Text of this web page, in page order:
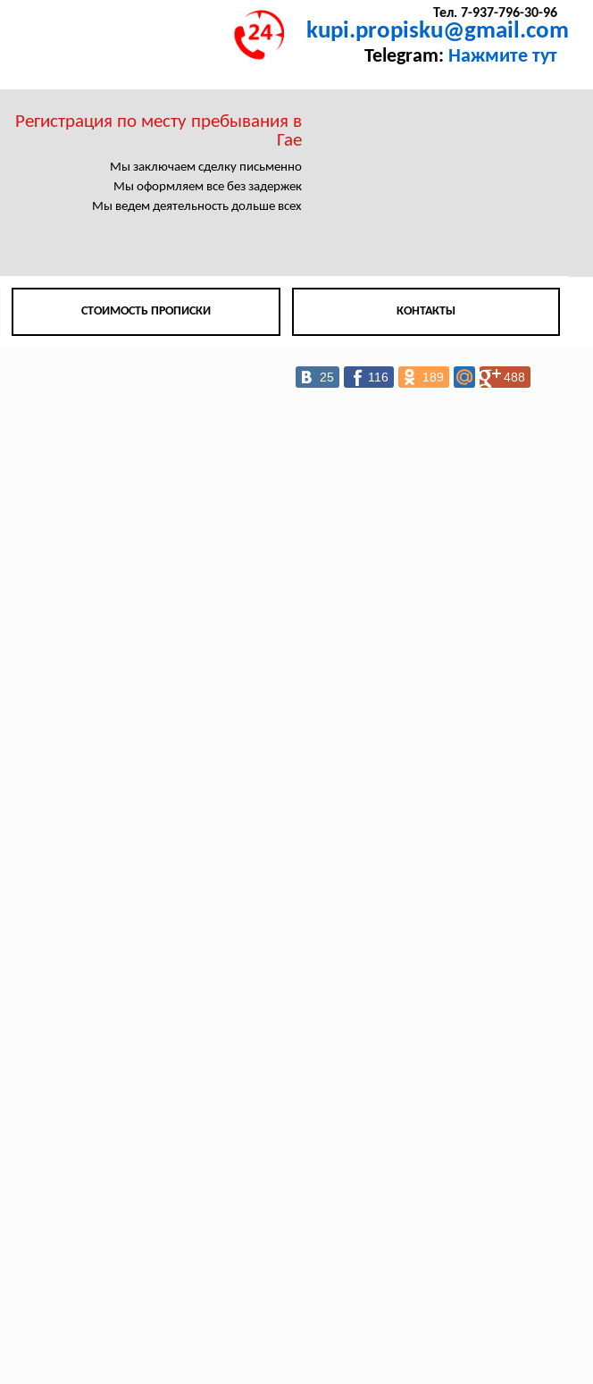
Тел. 7-937-796-30-96
kupi.propisku@gmail.com
Telegram: Нажмите тут
Регистрация по месту пребывания в
Гае
Мы заключаем сделку письменно
Мы оформляем все без задержек
Мы ведем деятельность дольше всех
СТОИМОСТЬ ПРОПИСКИ КОНТАКТЫ
25 116 189 488